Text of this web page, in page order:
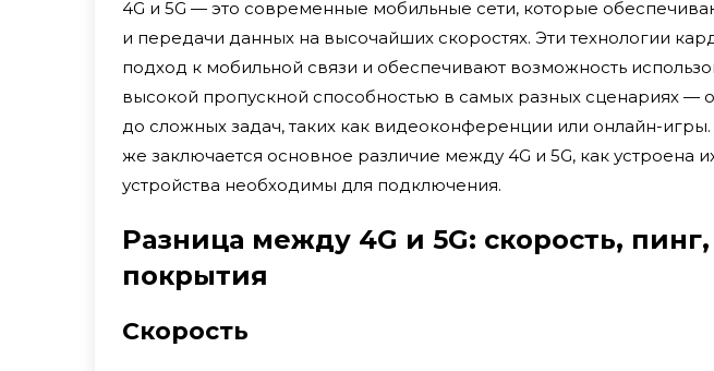
4G и 5G — это современные мобильные сети, которые
и передачи данных на высочайших скоростях. Эти технологии
подход к мобильной связи и обеспечивают возможность
высокой пропускной способностью в самых разных сценариях —
до сложных задач, таких как видеоконференции или онлайн-
же заключается основное различие между 4G и 5G, как устроена
устройства необходимы для подключения.
Разница между 4G и 5G: скорость, пинг,
покрытия
Скорость